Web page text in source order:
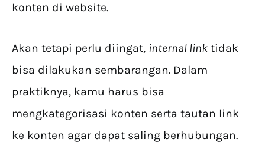
konten di website.
Akan tetapi perlu diingat, internal link tidak
bisa dilakukan sembarangan. Dalam
praktiknya, kamu harus bisa
mengkategorisasi konten serta tautan link
ke konten agar dapat saling berhubungan.